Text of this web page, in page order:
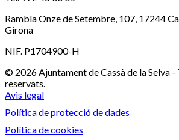
Rambla Onze de Setembre, 107, 17244
Girona
NIF. P1704900-H
© 2026 Ajuntament de Cassà de la Selva -
reservats.
Avis legal
Política de protecció de dades
Política de cookies